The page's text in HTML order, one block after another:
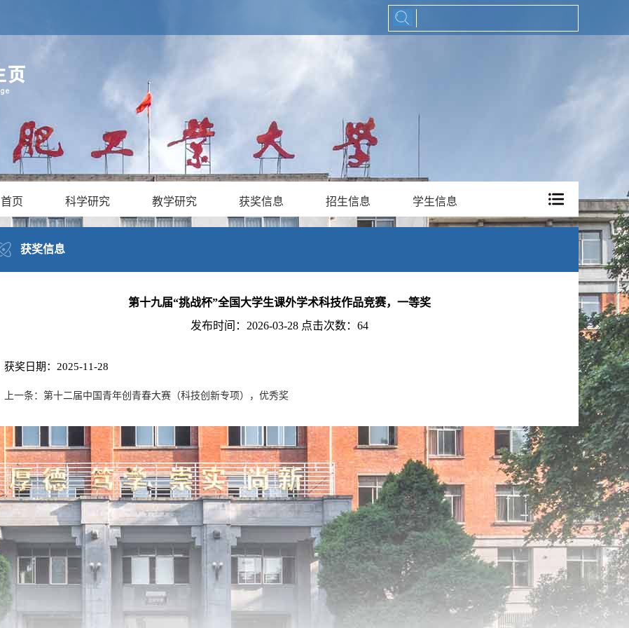
首页 科学研究 教学研究 获奖信息 招生信息 学生信息
获奖信息
第十九届“挑战杯”全国大学生课外学术科技作品竞赛，一等奖
发布时间： 2026-03-28 点击次数： 64
获奖日期：2025-11-28
上一条：第十二届中国青年创青春大赛（科技创新专项），优秀奖